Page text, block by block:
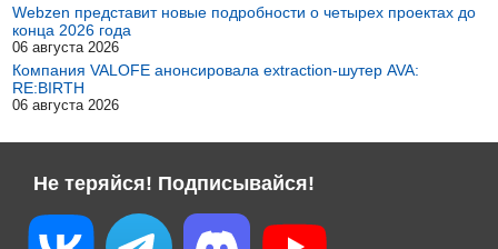
Webzen представит новые подробности о четырех проектах до
конца 2026 года
06 августа 2026
Компания VALOFE анонсировала extraction-шутер AVA:
RE:BIRTH
06 августа 2026
Не теряйся! Подписывайся!